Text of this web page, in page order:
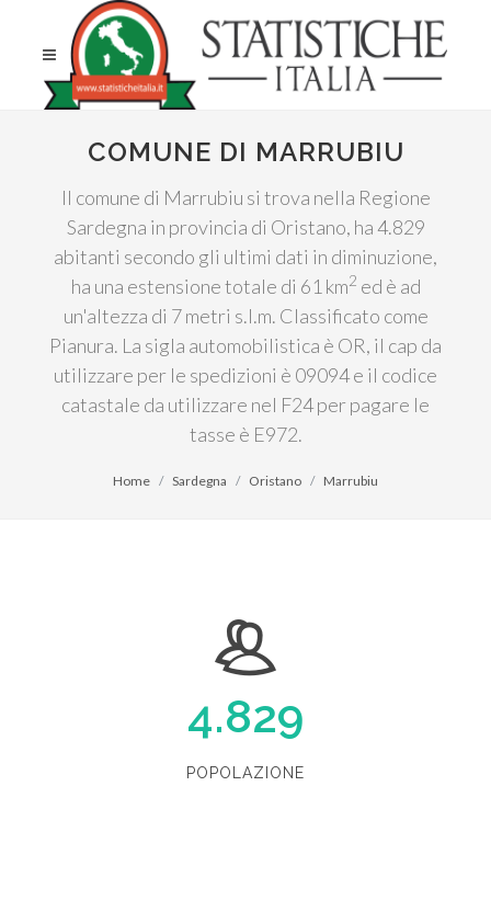
COMUNE DI MARRUBIU
Il comune di Marrubiu si trova nella Regione
Sardegna in provincia di Oristano, ha 4.829
abitanti secondo gli ultimi dati in diminuzione,
ha una estensione totale di 61 km2 ed è ad
un'altezza di 7 metri s.l.m. Classificato come
Pianura. La sigla automobilistica è OR, il cap da
utilizzare per le spedizioni è 09094 e il codice
catastale da utilizzare nel F24 per pagare le
tasse è E972.
Home Sardegna Oristano Marrubiu
4.829
POPOLAZIONE